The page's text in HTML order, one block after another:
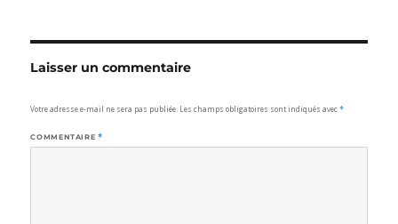
Laisser un commentaire
Votre adresse e-mail ne sera pas publiée. Les champs obligatoires sont indiqués avec*
COMMENTAIRE *